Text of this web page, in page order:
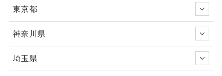
東京都
神奈川県
埼玉県